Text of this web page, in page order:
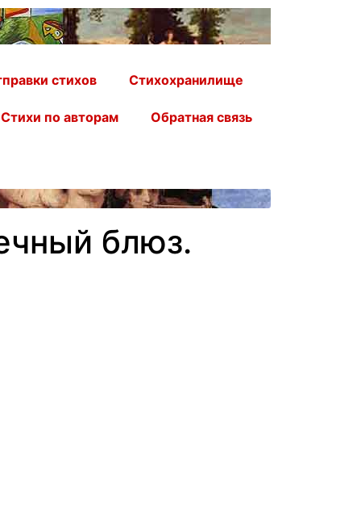
стихов Стихохранилище
Стихи по авторам Обратная связь
блюз.